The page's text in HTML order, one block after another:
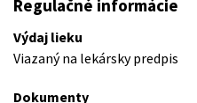
Regulačné informácie
Výdaj lieku
Viazaný na lekársky predpis
Dokumenty